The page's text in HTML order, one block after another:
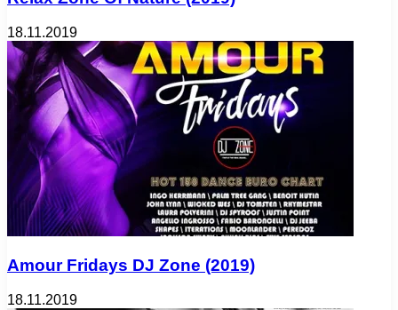
18.11.2019
Amour Fridays DJ Zone (2019)
18.11.2019